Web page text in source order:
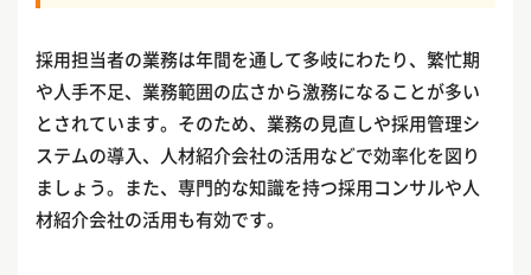
採用担当者の業務は年間を通して多岐にわたり、繁忙期
や人手不足、業務範囲の広さから激務になることが多い
とされています。そのため、業務の見直しや採用管理シ
ステムの導入、人材紹介会社の活用などで効率化を図り
ましょう。また、専門的な知識を持つ採用コンサルや人
材紹介会社の活用も有効です。